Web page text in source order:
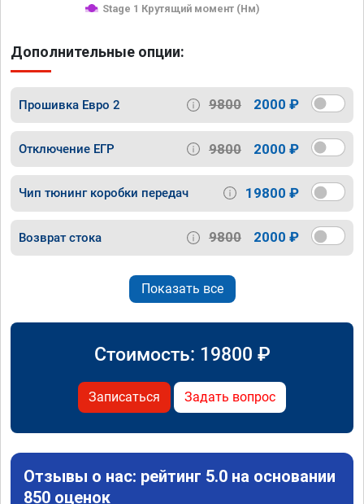
Stage 1 Крутящий момент (Нм)
Дополнительные опции:
Прошивка Евро 2 9800 2000 ₽
Отключение ЕГР 9800 2000 ₽
Чип тюнинг коробки передач 19800 ₽
Возврат стока 9800 2000 ₽
Показать все
Стоимость: 19800 ₽
Записаться Задать вопрос
Отзывы о нас: рейтинг 5.0 на основании
850 оценок